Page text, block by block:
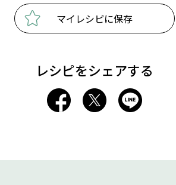
マイレシピに保存
レシピをシェアする